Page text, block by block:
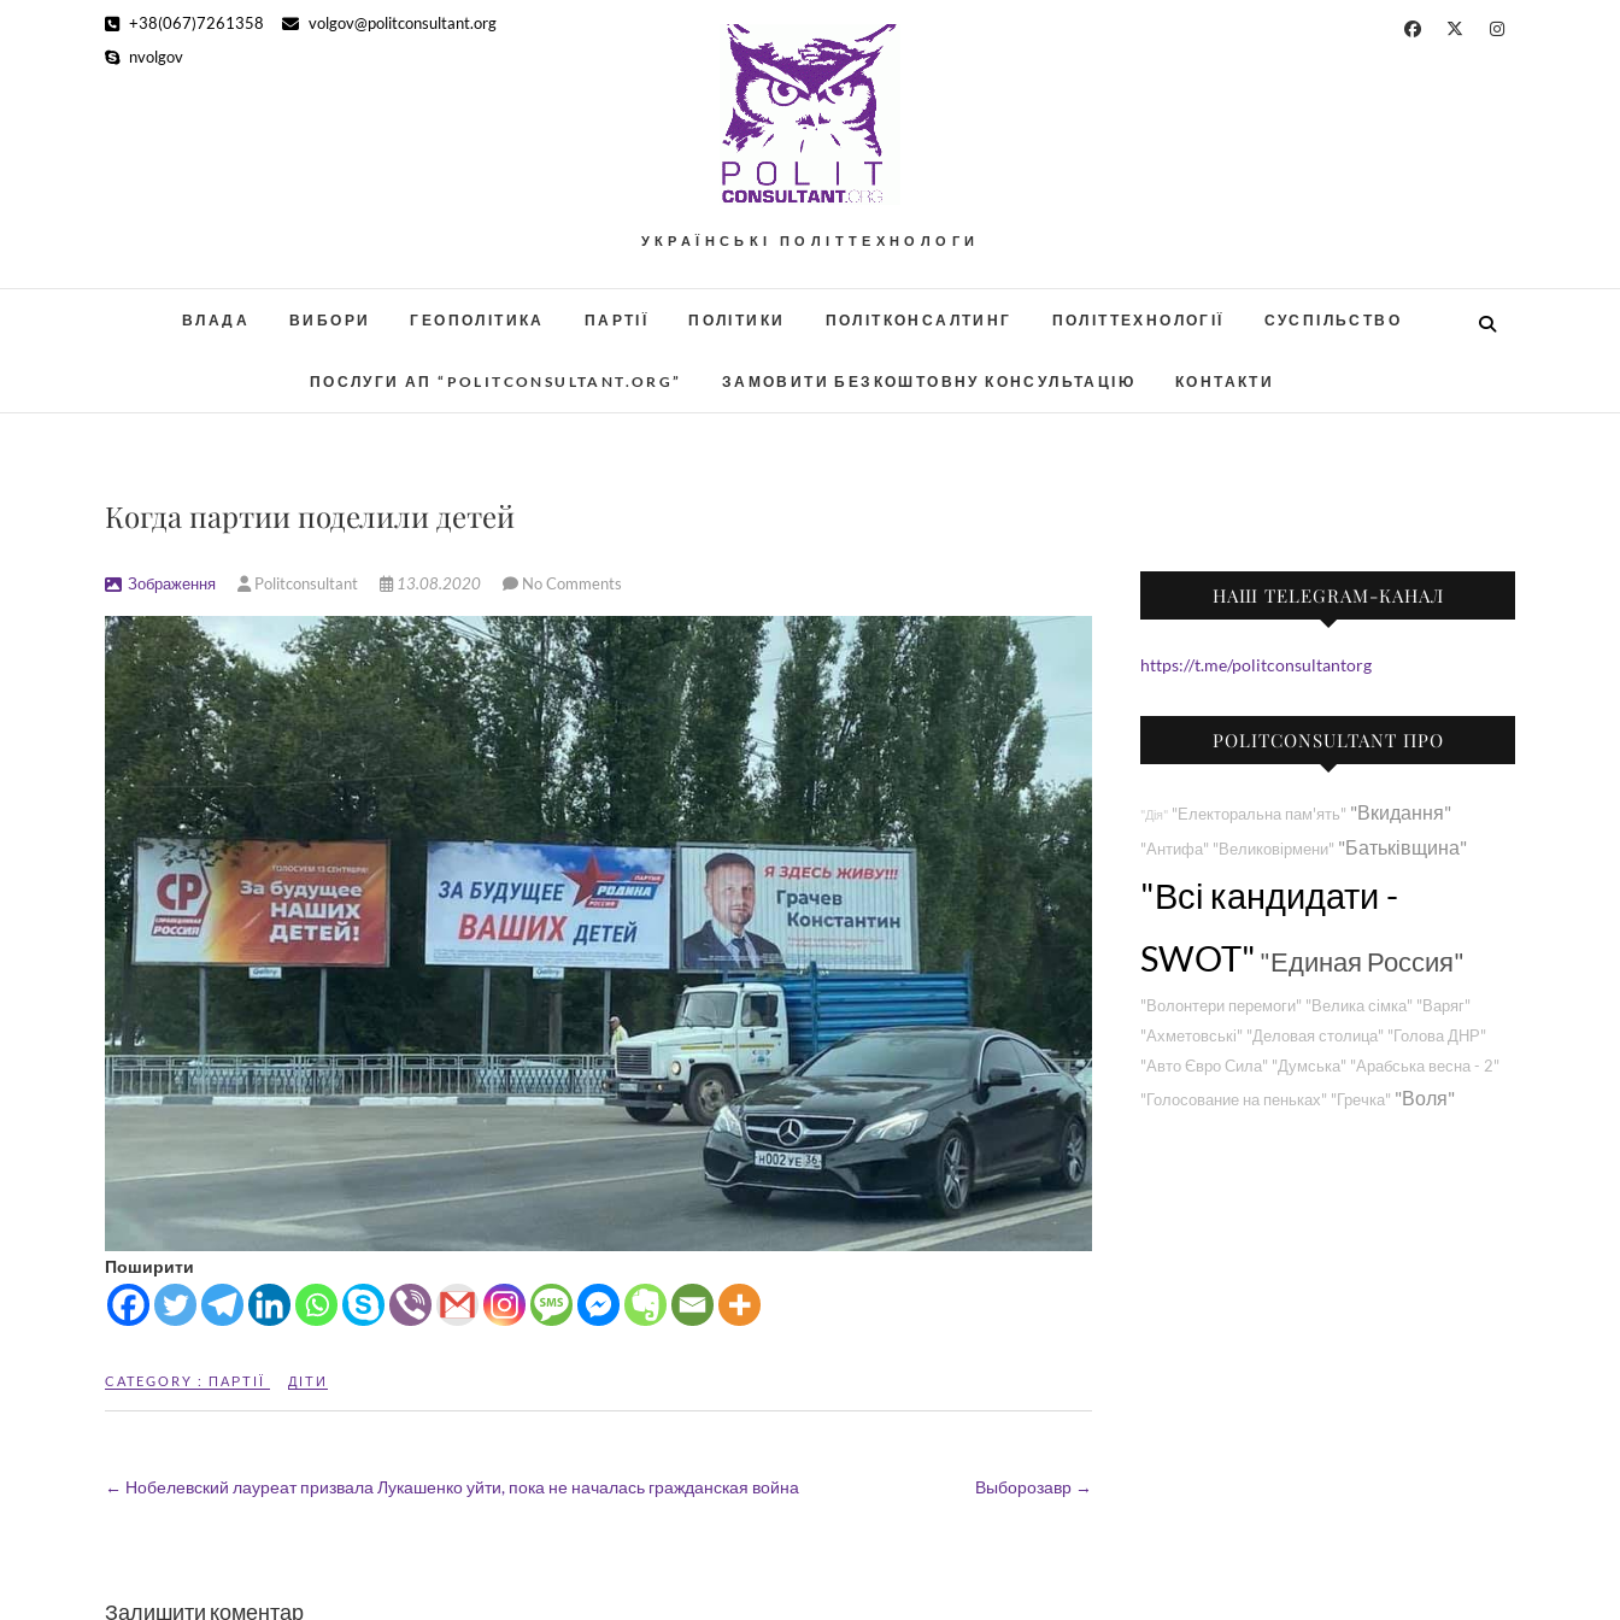
+38(067)7261358
volgov@politconsultant.org
nvolgov
УКРАЇНСЬКІ ПОЛІТТЕХНОЛОГИ
ВЛАДА ВИБОРИ ГЕОПОЛІТИКА ПАРТІЇ ПОЛІТИКИ ПОЛІТКОНСАЛТИНГ ПОЛІТТЕХНОЛОГІЇ СУСПІЛЬСТВО
ПОСЛУГИ АП “POLITCONSULTANT.ORG” ЗАМОВИТИ БЕЗКОШТОВНУ КОНСУЛЬТАЦІЮ КОНТАКТИ
Когда партии поделили детей
Зображення Politconsultant 13.08.2020 No Comments
Поширити
CATEGORY : ПАРТІЇ ДІТИ
← Нобелевский лауреат призвала Лукашенко уйти, пока не началась гражданская война Выборозавр →
Залишити коментар
НАШ TELEGRAM-КАНАЛ
https://t.me/politconsultantorg
POLITCONSULTANT ПРО
"Дія" "Електоральна пам'ять" "Вкидання"
"Антифа" "Великовірмени" "Батьківщина"
"Всі кандидати -
SWOT" "Единая Россия"
"Волонтери перемоги" "Велика сімка" "Варяг"
"Ахметовські" "Деловая столица" "Голова ДНР"
"Авто Євро Сила" "Думська" "Арабська весна - 2"
"Голосование на пеньках" "Гречка" "Воля"